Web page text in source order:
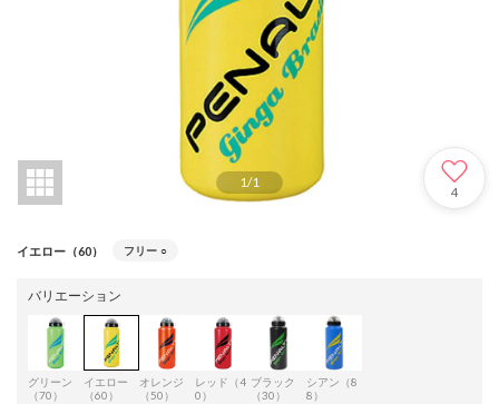
1/1
4
イエロー（60） フリー ○
バリエーション
グリーン
（70）
イエロー
（60）
オレンジ
（50）
レッド（4
0）
ブラック
（30）
シアン（8
8）